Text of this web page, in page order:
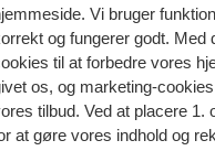
Vi bruger
og fungerer godt.
til at forbedre vores
os, og marketing-
tilbud. Ved at placere
at gøre vores indhold og
Valmorel